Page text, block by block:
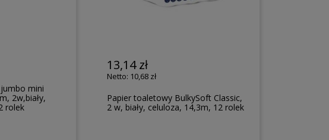
mini
2w,biały,
rolek
13,14 zł
10,68 zł
Papier toaletowy BulkySoft Classic,
2 w, biały, celuloza, 14,3m, 12 rolek